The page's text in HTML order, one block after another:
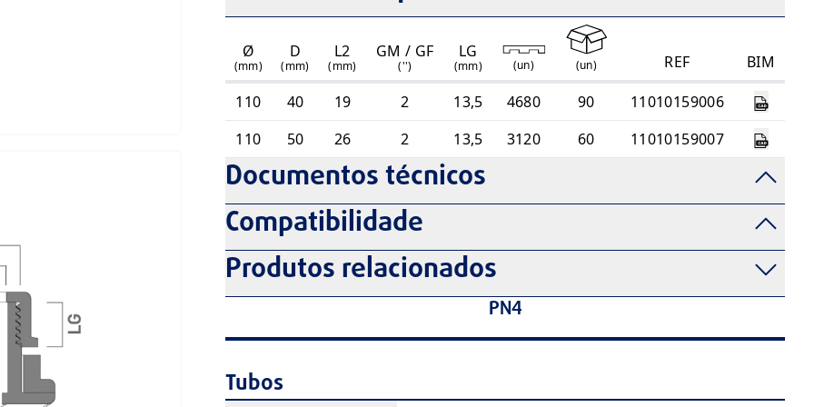
Ø
(mm)
D
(mm)
L2
(mm)
GM / GF
('')
LG
(mm) (un) (un) REF
BIM
110
40 19 2 13,5 4680 90
11010159006
110
50 26 2 13,5 3120 60 11010159007
Documentos técnicos
Compatibilidade
Produtos relacionados
PN4
Tubos